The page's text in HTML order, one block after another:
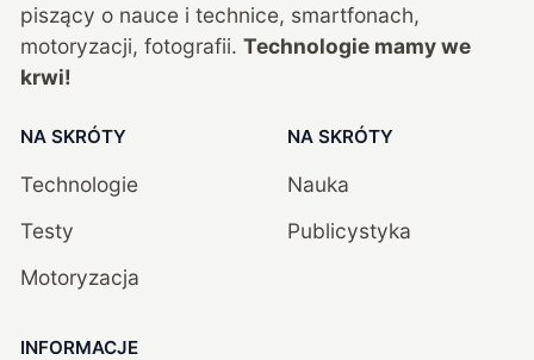
piszący o nauce i technice, smartfonach,
motoryzacji, fotografii. Technologie mamy we
krwi!
NA SKRÓTY
Technologie
Testy
Motoryzacja
NA SKRÓTY
Nauka
Publicystyka
INFORMACJE